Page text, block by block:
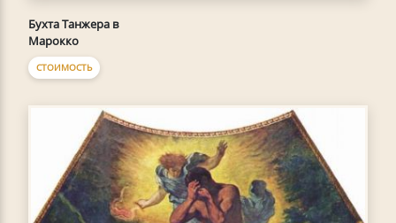
Бухта Танжера в
Марокко
СТОИМОСТЬ